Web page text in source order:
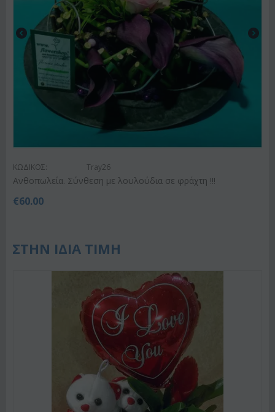
ΚΩΔΙΚΟΣ: Tray26
Ανθοπωλεία. Σύνθεση με λουλούδια σε φράχτη !!!
€60.00
ΣΤΗΝ ΙΔΙΑ ΤΙΜΗ